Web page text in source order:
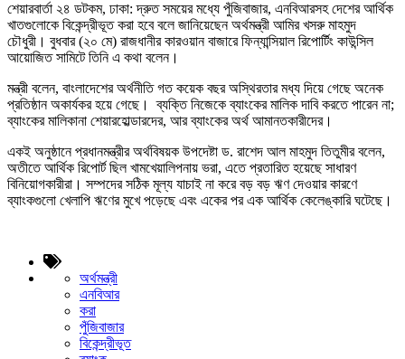
শেয়ারবার্তা ২৪ ডটকম, ঢাকা: দ্রুত সময়ের মধ্যে পুঁজিবাজার, এনবিআরসহ দেশের আর্থিক
খাতগুলোকে বিকেন্দ্রীভূত করা হবে বলে জানিয়েছেন অর্থমন্ত্রী আমির খসরু মাহমুদ
চৌধুরী। বুধবার (২০ মে) রাজধানীর কারওয়ান বাজারে ফিন্যান্সিয়াল রিপোর্টিং কাউন্সিল
আয়োজিত সামিটে তিনি এ কথা বলেন।
মন্ত্রী বলেন, বাংলাদেশের অর্থনীতি গত কয়েক বছর অস্থিরতার মধ্য দিয়ে গেছে অনেক
প্রতিষ্ঠান অকার্যকর হয়ে গেছে। ব্যক্তি নিজেকে ব্যাংকের মালিক দাবি করতে পারেন না;
ব্যাংকের মালিকানা শেয়ারহোল্ডারদের, আর ব্যাংকের অর্থ আমানতকারীদের।
একই অনুষ্ঠানে প্রধানমন্ত্রীর অর্থবিষয়ক উপদেষ্টা ড. রাশেদ আল মাহমুদ তিতুমীর বলেন,
অতীতে আর্থিক রিপোর্ট ছিল খামখেয়ালিপনায় ভরা, এতে প্রতারিত হয়েছে সাধারণ
বিনিয়োগকারীরা। সম্পদের সঠিক মূল্য যাচাই না করে বড় বড় ঋণ দেওয়ার কারণে
ব্যাংকগুলো খেলাপি ঋণের মুখে পড়েছে এবং একের পর এক আর্থিক কেলেঙ্কারি ঘটেছে।
অর্থমন্ত্রী
এনবিআর
করা
পুঁজিবাজার
বিকেন্দ্রীভূত